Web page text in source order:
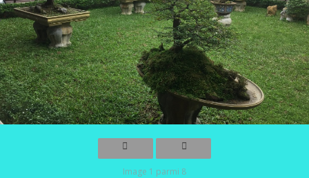
Image 1 parmi 8